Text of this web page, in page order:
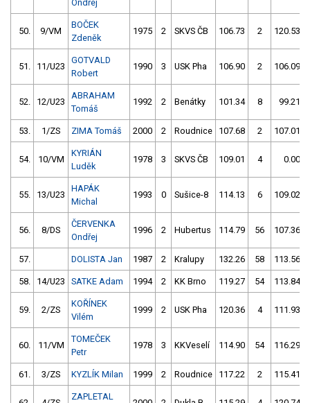
Ondřej
50. 9/VM
BOČEK
Zdeněk
1975 2 SKVS ČB 106.73 2 120.53
51. 11/U23
GOTVALD
Robert
1990 3 USK Pha 106.90 2 106.09
52. 12/U23
ABRAHAM
Tomáš
1992 2 Benátky 101.34 8 99.21
53. 1/ZS ZIMA Tomáš 2000 2 Roudnice 107.68 2 107.01
54. 10/VM
KYRIÁN
Luděk
1978 3 SKVS ČB 109.01 4 0.00
55. 13/U23
HAPÁK
Michal
1993 0 Sušice-8 114.13 6 109.02
56. 8/DS
ČERVENKA
Ondřej
1996 2 Hubertus 114.79 56 107.36
57. DOLISTA Jan 1987 2 Kralupy 132.26 58 113.56
58. 14/U23 SATKE Adam 1994 2 KK Brno 119.27 54 113.84
59. 2/ZS
KOŘÍNEK
Vilém
1999 2 USK Pha 120.36 4 111.93
60. 11/VM
TOMEČEK
Petr
1978 3 KKVeselí 114.90 54 116.29
61. 3/ZS KYZLÍK Milan 1999 2 Roudnice 117.22 2 115.41
ZAPLETAL